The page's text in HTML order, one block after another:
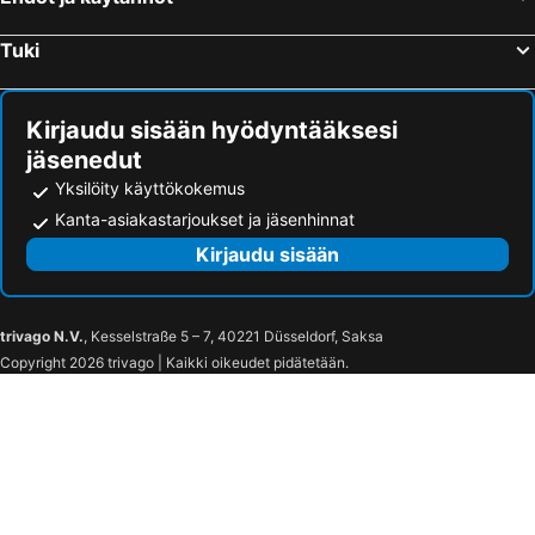
Tuki
Kirjaudu sisään hyödyntääksesi
jäsenedut
Yksilöity käyttökokemus
Kanta-asiakastarjoukset ja jäsenhinnat
Kirjaudu sisään
trivago N.V., Kesselstraße 5 – 7, 40221 Düsseldorf, Saksa
Copyright 2026 trivago | Kaikki oikeudet pidätetään.